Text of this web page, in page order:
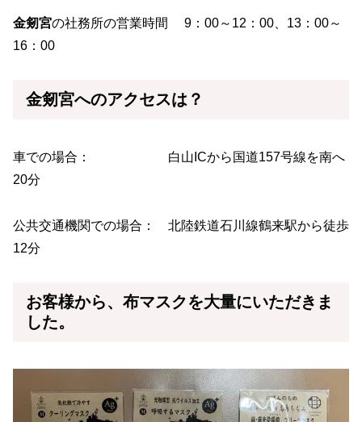
金剱宮の社務所の営業時間 9：00～12：00、13：00～
16：00
金剱宮へのアクセスは？
車での場合： 白山ICから国道157号線を南へ
20分
公共交通機関での場合： 北陸鉄道石川線鶴来駅から徒歩
12分
お客様から、 布マスクを大量にいただきま
した。